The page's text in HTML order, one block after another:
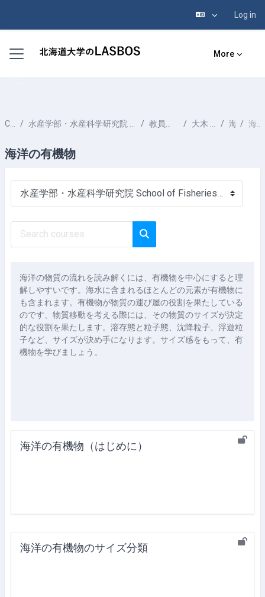
Log in
Side panel More
Courses 水産学部・水産科学研究院 School of Fisheries Sciences & Faculty of Fisheries Sciences 教員一覧 List of Professors 大木 淳之 OOKI Atsushi 海洋化学 海洋の有機物
海洋の有機物
Course categories
Search courses
海洋の物質の流れを読み解くには、有機物を中心にすると理
解しやすいです。海水に含まれるほとんどの元素が有機物に
も含まれます。有機物が物質の運び屋の役割を果たしている
のです、物質移動を考える際には、その物質のサイズが決定
的な役割を果たします。溶存態と粒子態、沈降粒子、浮遊粒
子など、サイズが決め手になります。サイズ感をもって、有
機物を学びましょう。
海洋の有機物（はじめに）
海洋の有機物のサイズ分類